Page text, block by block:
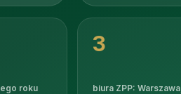
roku
3
biura ZPP: